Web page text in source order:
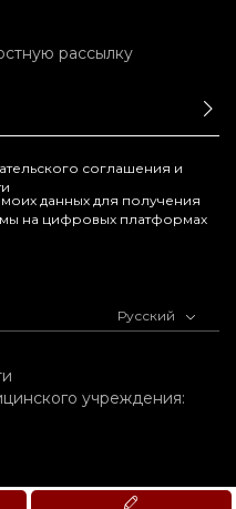
рассылку
соглашения и
данных для получения
на цифровых платформах
Русский
учреждения: